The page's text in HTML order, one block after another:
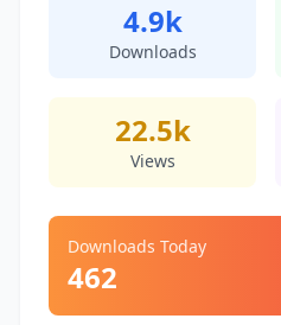
4.9k
Downloads
22.5k
Views
Downloads Today
462